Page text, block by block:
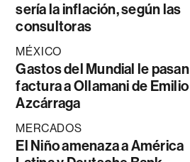
sería la inflación, según las
consultoras
MÉXICO
Gastos del Mundial le pasan
factura a Ollamani de Emilio
Azcárraga
MERCADOS
El Niño amenaza a América